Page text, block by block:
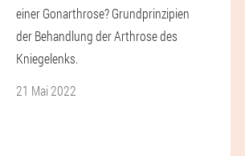
einer Gonarthrose? Grundprinzipien
der Behandlung der Arthrose des
Kniegelenks.
21 Mai 2022